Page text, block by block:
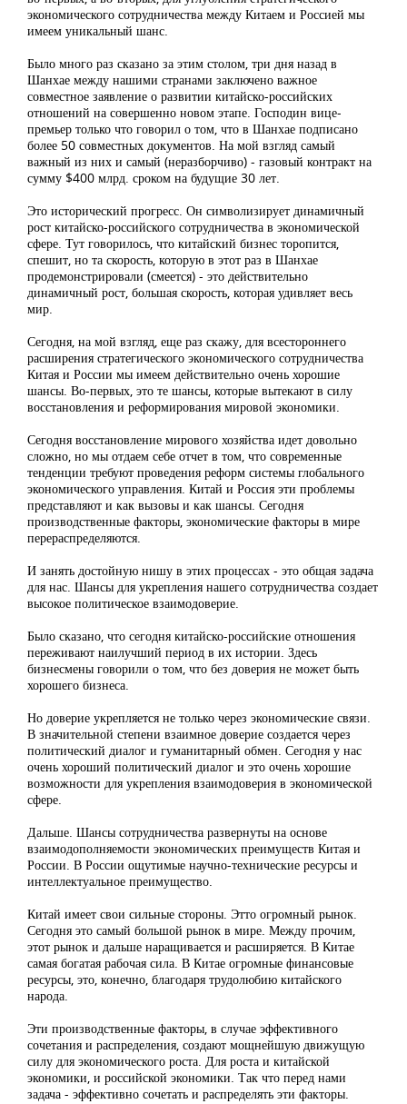
экономического сотрудничества между Китаем и Россией мы
имеем уникальный шанс.
Было много раз сказано за этим столом, три дня назад в
Шанхае между нашими странами заключено важное
совместное заявление о развитии китайско-российских
отношений на совершенно новом этапе. Господин вице-
премьер только что говорил о том, что в Шанхае подписано
более 50 совместных документов. На мой взгляд самый
важный из них и самый (неразборчиво) - газовый контракт на
сумму $400 млрд. сроком на будущие 30 лет.
Это исторический прогресс. Он символизирует динамичный
рост китайско-российского сотрудничества в экономической
сфере. Тут говорилось, что китайский бизнес торопится,
спешит, но та скорость, которую в этот раз в Шанхае
продемонстрировали (смеется) - это действительно
динамичный рост, большая скорость, которая удивляет весь
мир.
Сегодня, на мой взгляд, еще раз скажу, для всестороннего
расширения стратегического экономического сотрудничества
Китая и России мы имеем действительно очень хорошие
шансы. Во-первых, это те шансы, которые вытекают в силу
восстановления и реформирования мировой экономики.
Сегодня восстановление мирового хозяйства идет довольно
сложно, но мы отдаем себе отчет в том, что современные
тенденции требуют проведения реформ системы глобального
экономического управления. Китай и Россия эти проблемы
представляют и как вызовы и как шансы. Сегодня
производственные факторы, экономические факторы в мире
перераспределяются.
И занять достойную нишу в этих процессах - это общая задача
для нас. Шансы для укрепления нашего сотрудничества создает
высокое политическое взаимодоверие.
Было сказано, что сегодня китайско-российские отношения
переживают наилучший период в их истории. Здесь
бизнесмены говорили о том, что без доверия не может быть
хорошего бизнеса.
Но доверие укрепляется не только через экономические связи.
В значительной степени взаимное доверие создается через
политический диалог и гуманитарный обмен. Сегодня у нас
очень хороший политический диалог и это очень хорошие
возможности для укрепления взаимодоверия в экономической
сфере.
Дальше. Шансы сотрудничества развернуты на основе
взаимодополняемости экономических преимуществ Китая и
России. В России ощутимые научно-технические ресурсы и
интеллектуальное преимущество.
Китай имеет свои сильные стороны. Этто огромный рынок.
Сегодня это самый большой рынок в мире. Между прочим,
этот рынок и дальше наращивается и расширяется. В Китае
самая богатая рабочая сила. В Китае огромные финансовые
ресурсы, это, конечно, благодаря трудолюбию китайского
народа.
Эти производственные факторы, в случае эффективного
сочетания и распределения, создают мощнейшую движущую
силу для экономического роста. Для роста и китайской
экономики, и российской экономики. Так что перед нами
задача - эффективно сочетать и распределять эти факторы.